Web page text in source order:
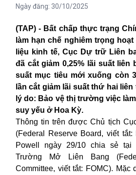
Ngày đăng: 30/10/2025
(TAP) - Bất chấp thực trạng
làm hạn chế nghiêm trọng
liệu kinh tế, Cục Dự trữ Liên
đã cắt giảm 0,25% lãi suất liên
suất mục tiêu mới xuống còn
lần cắt giảm lãi suất thứ hai
lý do: Bảo vệ thị trường việc
suy yếu ở Hoa Kỳ.
Thông tin trên được Chủ tịch
(Federal Reserve Board, viết
Powell ngày 29/10 chia sẻ
Trường Mở Liên Bang
Committee, viết tắt: FOMC). Mặc